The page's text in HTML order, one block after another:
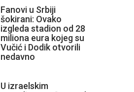
Fanovi u Srbiji
šokirani: Ovako
izgleda stadion od 28
miliona eura kojeg su
Vučić i Dodik otvorili
nedavno
U izraelskim